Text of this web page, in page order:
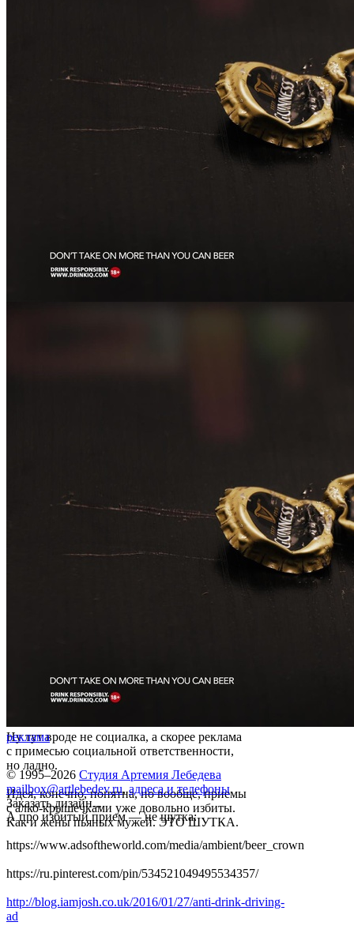
Ну тут вроде не социалка, а скорее реклама
с примесью социальной ответственности,
но ладно.
Идея, конечно, понятна, но вообще, приемы
с алко-крышечками уже довольно избиты.
Как и жены пьяных мужей. ЭТО ШУТКА.
А про избитый прием — не шутка:
https://www.adsoftheworld.com/media/ambient/beer_crown
https://ru.pinterest.com/pin/534521049495534357/
http://blog.iamjosh.co.uk/2016/01/27/anti-drink-driving-
ad
реклама
© 1995–2026 Студия Артемия Лебедева
mailbox@artlebedev.ru, адреса и телефоны
Заказать дизайн...